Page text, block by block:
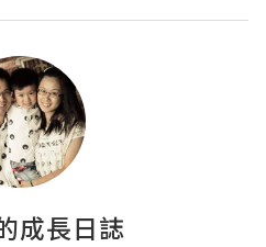
成長日誌